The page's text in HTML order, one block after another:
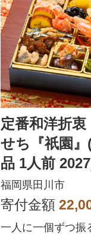
定番和洋折
せち『祇園』
品 1人前
福岡県田川市
寄付金額
一人に一個ずつ振